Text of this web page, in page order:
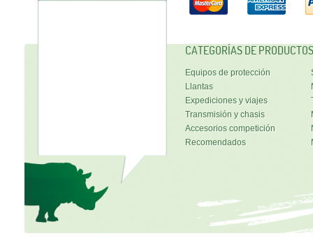
CATEGORÍAS DE PRODUCTOS
Equipos de protección
Llantas
Expediciones y viajes
Transmisión y chasis
Accesorios competición
Recomendados